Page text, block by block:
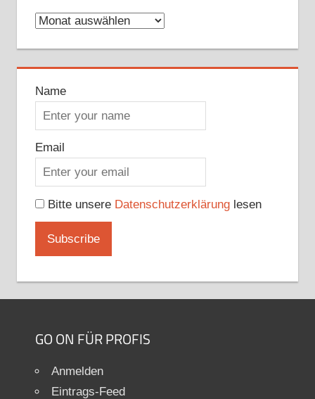
Archive
Name
Email
Bitte unsere Datenschutzerklärunglesen
GO ON FÜR PROFIS
Anmelden
Eintrags-Feed